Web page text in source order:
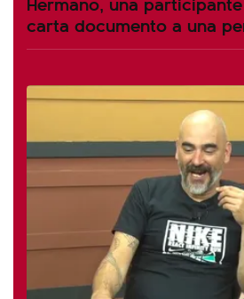
carta documento a una